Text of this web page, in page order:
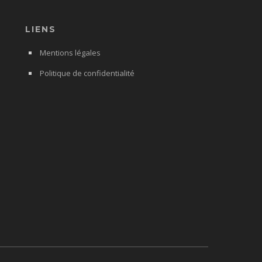
LIENS
Mentions légales
Politique de confidentialité